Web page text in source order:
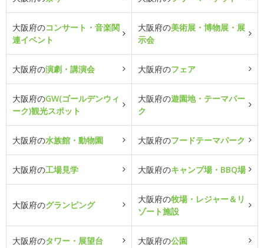
大阪府のコンサート・音楽関
連イベント
大阪府の美術展・博物展・展
示会
大阪府の演劇・講演会 大阪府のフェア
大阪府のGW(ゴールデンウィ
ーク)観光スポット
大阪府の遊園地・テーマパー
ク
大阪府の水族館・動物園 大阪府のフードテーマパーク
大阪府の工場見学 大阪府のキャンプ場・BBQ場
大阪府のグランピング
大阪府の牧場・レジャー＆リ
ゾート施設
大阪府のタワー・展望台 大阪府の公園